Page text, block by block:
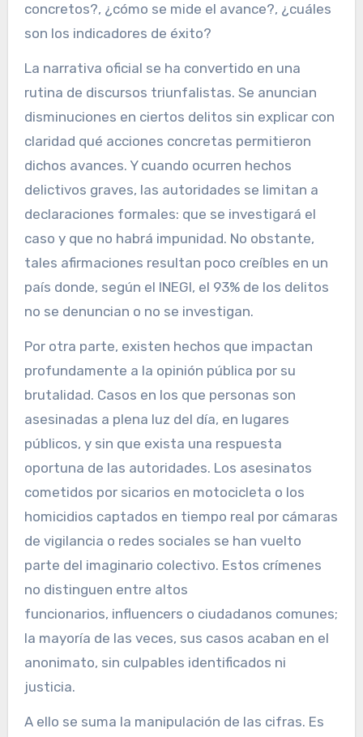
concretos?, ¿cómo se mide el avance?, ¿cuáles
son los indicadores de éxito?
La narrativa oficial se ha convertido en una
rutina de discursos triunfalistas. Se anuncian
disminuciones en ciertos delitos sin explicar con
claridad qué acciones concretas permitieron
dichos avances. Y cuando ocurren hechos
delictivos graves, las autoridades se limitan a
declaraciones formales: que se investigará el
caso y que no habrá impunidad. No obstante,
tales afirmaciones resultan poco creíbles en un
país donde, según el INEGI, el 93% de los delitos
no se denuncian o no se investigan.
Por otra parte, existen hechos que impactan
profundamente a la opinión pública por su
brutalidad. Casos en los que personas son
asesinadas a plena luz del día, en lugares
públicos, y sin que exista una respuesta
oportuna de las autoridades. Los asesinatos
cometidos por sicarios en motocicleta o los
homicidios captados en tiempo real por cámaras
de vigilancia o redes sociales se han vuelto
parte del imaginario colectivo. Estos crímenes
no distinguen entre altos
funcionarios, influencers o ciudadanos comunes;
la mayoría de las veces, sus casos acaban en el
anonimato, sin culpables identificados ni
justicia.
A ello se suma la manipulación de las cifras. Es